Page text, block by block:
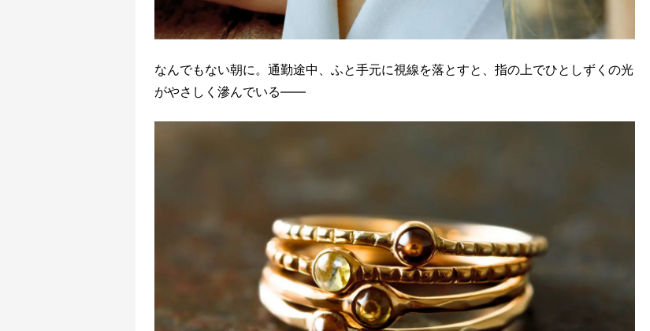
なんでもない朝に。通勤途中、ふと手元に視線を落とすと、指の上でひとしずくの光
がやさしく滲んでいる――